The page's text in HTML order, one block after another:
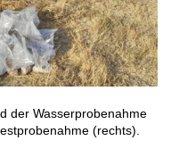
der Wasserprobenahme
(rechts).